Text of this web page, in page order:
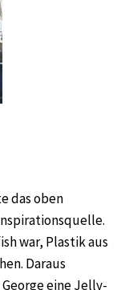
das oben
war, Plastik aus
Daraus
eine Jelly-